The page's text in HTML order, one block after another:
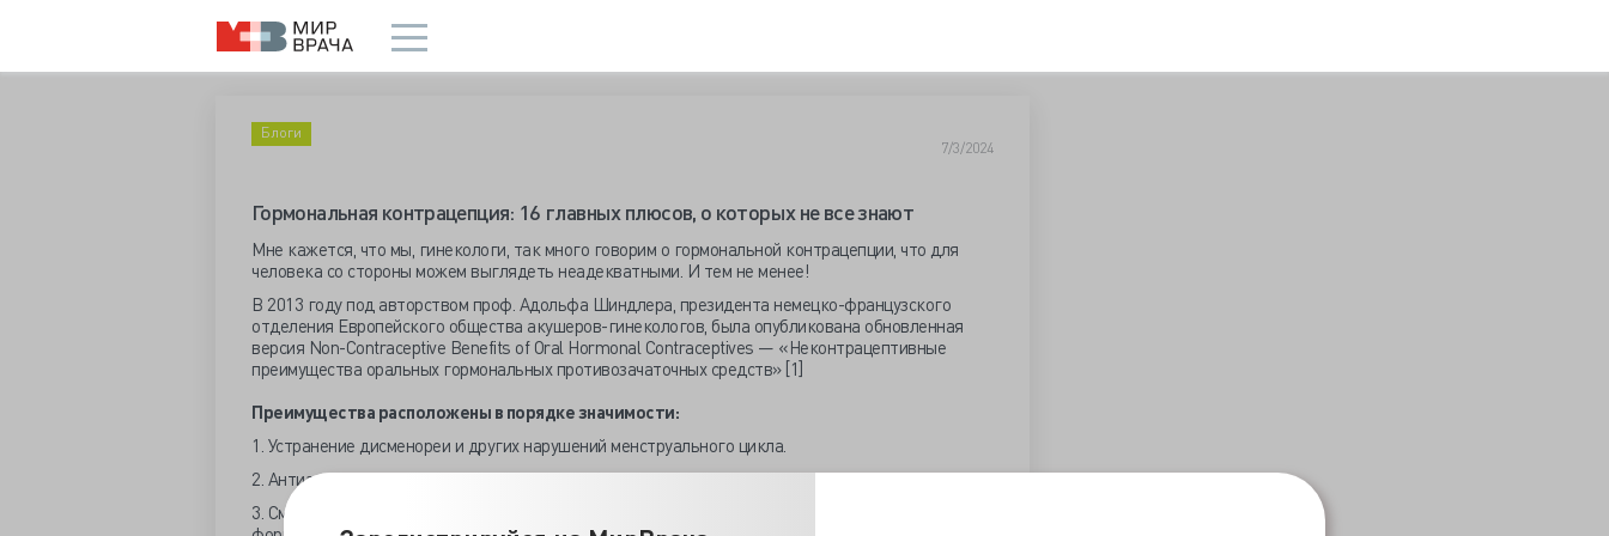
Блоги
7/3/2024
Гормональная контрацепция: 16 главных плюсов, о которых не все знают
Мне кажется, что мы, гинекологи, так много говорим о гормональной контрацепции, что для
человека со стороны можем выглядеть неадекватными. И тем не менее!
В 2013 году под авторством проф. Адольфа Шиндлера, президента немецко-французского
отделения Европейского общества акушеров-гинекологов, была опубликована обновленная
версия Non-Contraceptive Benefits of Oral Hormonal Contraceptives — «Неконтрацептивные
преимущества оральных гормональных противозачаточных средств» [1]
Преимущества расположены в порядке значимости:
1. Устранение дисменореи и других нарушений менструального цикла.
2. Антиандрогенные эффекты: коррекция себореи, акне, гирсутизма, алопеции.
3. Смягчение ПМС, в т. ч. ПМДР (предменструального дисфорического расстройства — тяжелой